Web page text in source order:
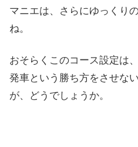
マニエは、さらにゆっくり
ね。
おそらくこのコース設定は
発車という勝ち方をさせな
が、どうでしょうか。